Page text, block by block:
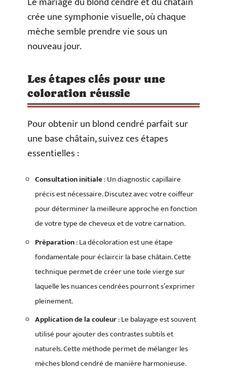
crée une symphonie visuelle, où chaque
mèche semble prendre vie sous un
nouveau jour.
Les étapes clés pour une
coloration réussie
Pour obtenir un blond cendré parfait sur
une base châtain, suivez ces étapes
essentielles :
Consultation initiale: Un diagnostic capillaire
précis est nécessaire. Discutez avec votre coiffeur
pour déterminer la meilleure approche en fonction
de votre type de cheveux et de votre carnation.
Préparation: La décoloration est une étape
fondamentale pour éclaircir la base châtain. Cette
technique permet de créer une toile vierge sur
laquelle les nuances cendrées pourront s’exprimer
pleinement.
Application de la couleur: Le balayage est souvent
utilisé pour ajouter des contrastes subtils et
naturels. Cette méthode permet de mélanger les
mèches blond cendré de manière harmonieuse.